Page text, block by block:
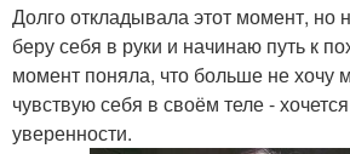
Долго откладывала этот момент, но
беру себя в руки и начинаю путь к
момент поняла, что больше не хочу
чувствую себя в своём теле -
уверенности.